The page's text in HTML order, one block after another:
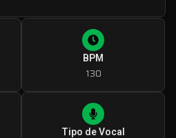
BPM
130
Tipo de Vocal